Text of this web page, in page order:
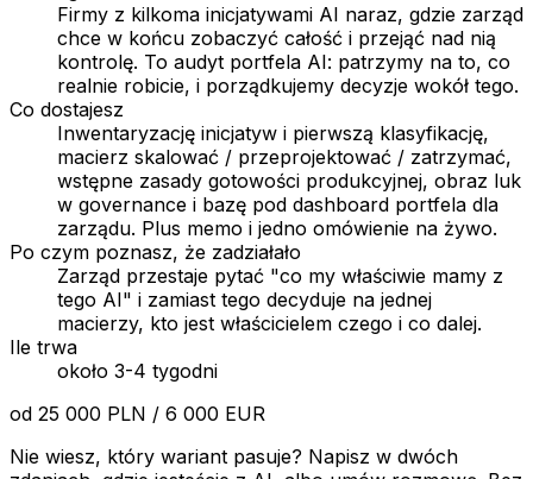
Firmy z kilkoma inicjatywami AI naraz, gdzie zarząd
chce w końcu zobaczyć całość i przejąć nad nią
kontrolę. To audyt portfela AI: patrzymy na to, co
realnie robicie, i porządkujemy decyzje wokół tego.
Co dostajesz
Inwentaryzację inicjatyw i pierwszą klasyfikację,
macierz skalować / przeprojektować / zatrzymać,
wstępne zasady gotowości produkcyjnej, obraz luk
w governance i bazę pod dashboard portfela dla
zarządu. Plus memo i jedno omówienie na żywo.
Po czym poznasz, że zadziałało
Zarząd przestaje pytać "co my właściwie mamy z
tego AI" i zamiast tego decyduje na jednej
macierzy, kto jest właścicielem czego i co dalej.
Ile trwa
około 3-4 tygodni
od 25 000 PLN / 6 000 EUR
Nie wiesz, który wariant pasuje? Napisz w dwóch